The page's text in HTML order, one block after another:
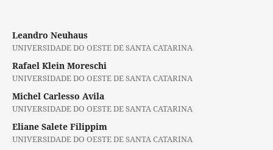
Leandro Neuhaus
UNIVERSIDADE DO OESTE DE SANTA CATARINA
Rafael Klein Moreschi
UNIVERSIDADE DO OESTE DE SANTA CATARINA
Michel Carlesso Avila
UNIVERSIDADE DO OESTE DE SANTA CATARINA
Eliane Salete Filippim
UNIVERSIDADE DO OESTE DE SANTA CATARINA